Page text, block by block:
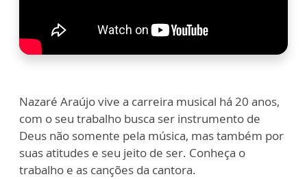
Nazaré Araújo vive a carreira musical há 20 anos,
com o seu trabalho busca ser instrumento de
Deus não somente pela música, mas também por
suas atitudes e seu jeito de ser. Conheça o
trabalho e as canções da cantora.